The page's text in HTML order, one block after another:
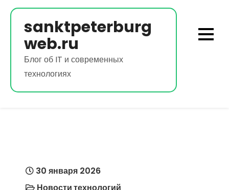
Перейти
содержимому
sanktpeterburg
web.ru
Блог об IT и современных
технологиях
30 января 2026